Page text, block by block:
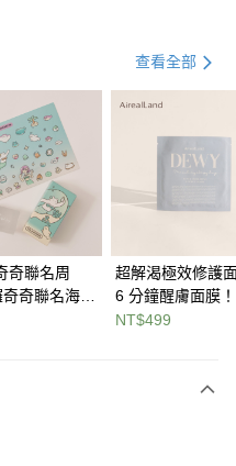
21家銀行
第一商業銀行
彰化商業銀行
台北富邦商業銀行
兆豐國際商業銀行
台中商業銀行
華泰商業銀行
遠東國際商業銀行
查看全部
奇聯名周
奇聯名海洋
超解渴極效修護
6 分鐘醒膚面膜
燕麥精粹多醣體
NT$499